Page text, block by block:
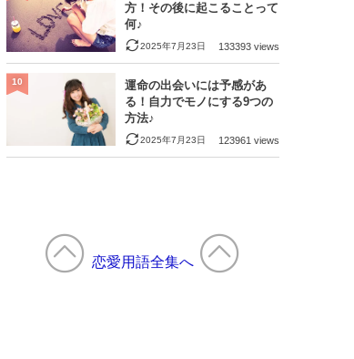
方！その後に起こることって
何♪
2025年7月23日 133393 views
運命の出会いには予感があ
る！自力でモノにする9つの
方法♪
2025年7月23日 123961 views
10
恋愛用語全集へ